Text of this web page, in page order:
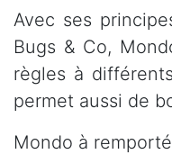
Avec ses
Bugs & Co,
règles à
permet aussi de
Mondo à